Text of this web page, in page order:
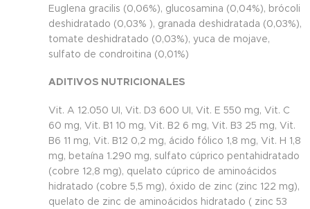
Euglena gracilis (0,06%), glucosamina (0,04%), brócoli
deshidratado (0,03% ), granada deshidratada (0,03%),
tomate deshidratado (0,03%), yuca de mojave,
sulfato de condroitina (0,01%)
ADITIVOS NUTRICIONALES
Vit. A 12.050 UI, Vit. D3 600 UI, Vit. E 550 mg, Vit. C
60 mg, Vit. B1 10 mg, Vit. B2 6 mg, Vit. B3 25 mg, Vit.
B6 11 mg, Vit. B12 0,2 ​​mg, ácido fólico 1,8 mg, Vit. H 1,8
mg, betaína 1.290 mg, sulfato cúprico pentahidratado
(cobre 12,8 mg), quelato cúprico de aminoácidos
hidratado (cobre 5,5 mg), óxido de zinc (zinc 122 mg),
quelato de zinc de aminoácidos hidratado ( zinc 53